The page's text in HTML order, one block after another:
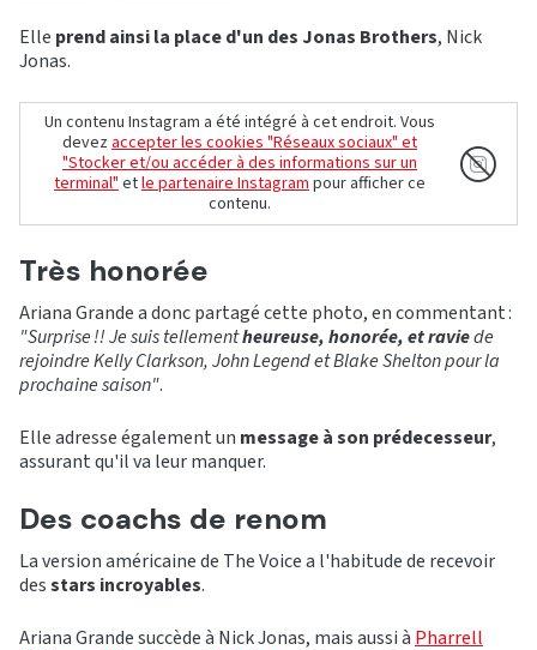
Elle prend ainsi la place d'un des Jonas Brothers, Nick
Jonas.
Un contenu Instagram a été intégré à cet endroit. Vous
devezaccepter les cookies "Réseaux sociaux" et
"Stocker et/ou accéder à des informations sur un
terminal"etle partenaire Instagrampour afficher ce
contenu.
Très honorée
Ariana Grande a donc partagé cette photo, en commentant :
"Surprise !! Je suis tellementheureuse, honorée, et raviede
rejoindre Kelly Clarkson, John Legend et Blake Shelton pour la
prochaine saison".
Elle adresse également un message à son prédecesseur,
assurant qu'il va leur manquer.
Des coachs de renom
La version américaine de The Voice a l'habitude de recevoir
desstars incroyables.
Ariana Grande succède à Nick Jonas, mais aussi à Pharrell